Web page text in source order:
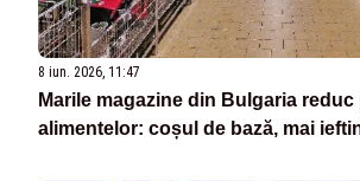
8 iun. 2026, 11:47
Marile magazine din Bulgaria
alimentelor: coșul de bază, mai